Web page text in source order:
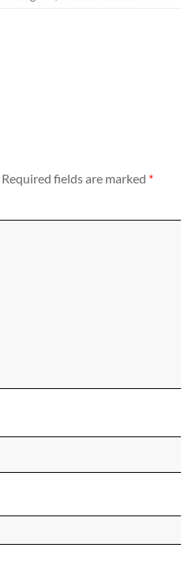
Required fields are marked *